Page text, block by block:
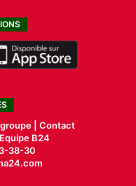
| Contact
Equipe B24
38-30